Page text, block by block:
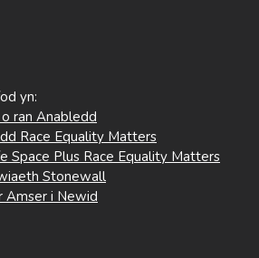
yn:
ran Anabledd
Race Equality Matters
Space Plus Race Equality Matters
Stonewall
i Newid